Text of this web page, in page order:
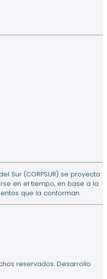
Sur (CORPSUR) se proyecta
en el tiempo, en base a la
que la conforman.
reservados. Desarrollo